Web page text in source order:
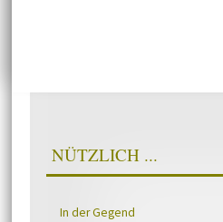
NÜTZLICH ...
In der Gegend